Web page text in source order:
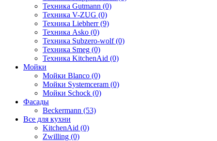
Техника Gutmann (0)
Техника V-ZUG (0)
Техника Liebherr (9)
Техника Asko (0)
Техника Subzero-wolf (0)
Техника Smeg (0)
Техника KitchenAid (0)
Мойки
Мойки Blanco (0)
Мойки Systemceram (0)
Мойки Schock (0)
Фасады
Beckermann (53)
Все для кухни
KitchenAid (0)
Zwilling (0)